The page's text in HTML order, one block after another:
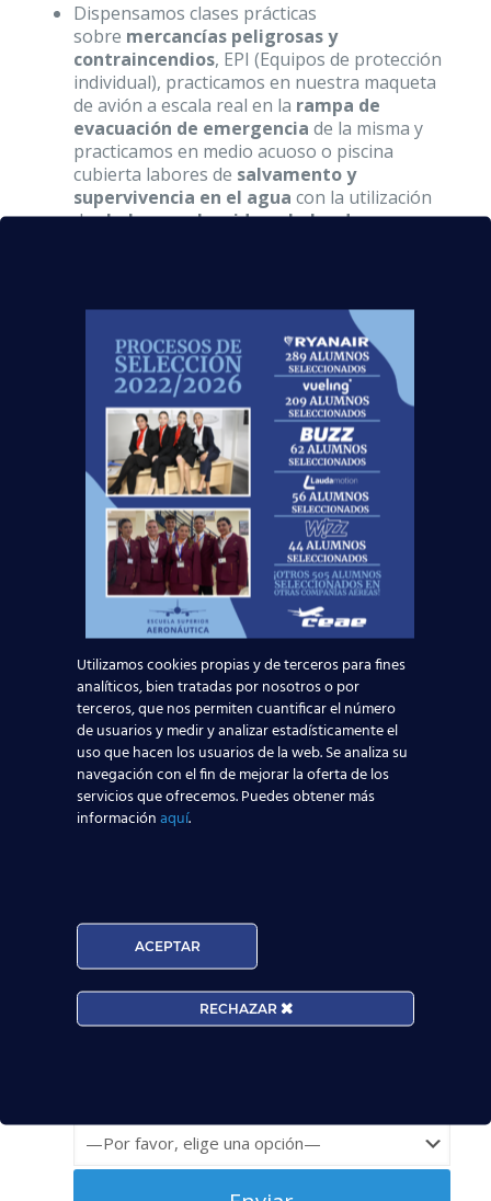
Dispensamos clases prácticas
sobre mercancías peligrosas y
contraincendios, EPI (Equipos de protección
individual), practicamos en nuestra maqueta
de avión a escala real en la rampa de
evacuación de emergencia de la misma y
practicamos en medio acuoso o piscina
cubierta labores de salvamento y
supervivencia en el agua con la utilización
dechalecos salvavidas y balsa de
selección ante las compañías aéreas
mediante la preparación de supresentación
personal, la confección de su currículum,
búsqueda activa de empleo y entrevistas
personales, con el fin único de que consiga
trabajo en el sector aeronáutico.
Como ves,nuestra formación
orientada a que sigas los pasos
más de 5000 alumnosque
encontraron un puesto detrabajo
en el sector aeronáutico. ¿Quieres
ser el siguiente? Solicítanos
información sin compromiso a
través de esteformulario… ¡Y
despega con nosotros!
Solicita información
Nombre*
Email*
Utilizamos cookies propias y de terceros para fines
analíticos, bien tratadas por nosotros o por
terceros, que nos permiten cuantificar el número
de usuarios y medir y analizar estadísticamente el
uso que hacen los usuarios de la web. Se analiza su
navegación con el fin de mejorar la oferta de los
servicios que ofrecemos. Puedes obtener más
informaciónaquí.
ACEPTAR
RECHAZAR